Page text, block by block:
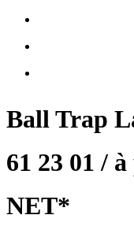
Ball Trap
61 23 01 /
NET*